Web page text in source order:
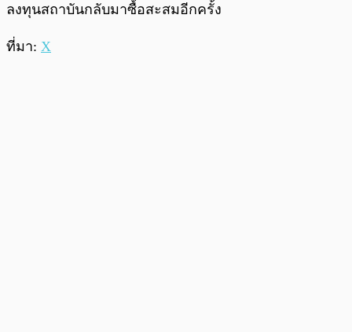
ลงทุนสถาบันกลับมาซื้อสะสมอีกครั้ง
ที่มา: X